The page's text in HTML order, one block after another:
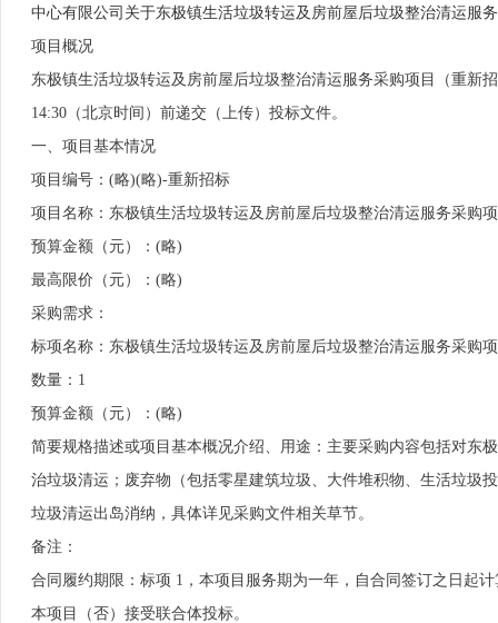
中心有限公司关于东极镇生活垃圾转运及房前屋后垃圾整治清运服
项目概况
东极镇生活垃圾转运及房前屋后垃圾整治清运服务采购项目（重新
14:30（北京时间）前递交（上传）投标文件。
一、项目基本情况
项目编号：(略)(略)-重新招标
项目名称：东极镇生活垃圾转运及房前屋后垃圾整治清运服务采购
预算金额（元）：(略)
最高限价（元）：(略)
采购需求：
标项名称：东极镇生活垃圾转运及房前屋后垃圾整治清运服务采购
数量：1
预算金额（元）：(略)
简要规格描述或项目基本概况介绍、用途：主要采购内容包括对东
治垃圾清运；废弃物（包括零星建筑垃圾、大件堆积物、生活垃圾
垃圾清运出岛消纳，具体详见采购文件相关草节。
备注：
合同履约期限：标项 1，本项目服务期为一年，自合同签订之日起计
本项目（否）接受联合体投标。